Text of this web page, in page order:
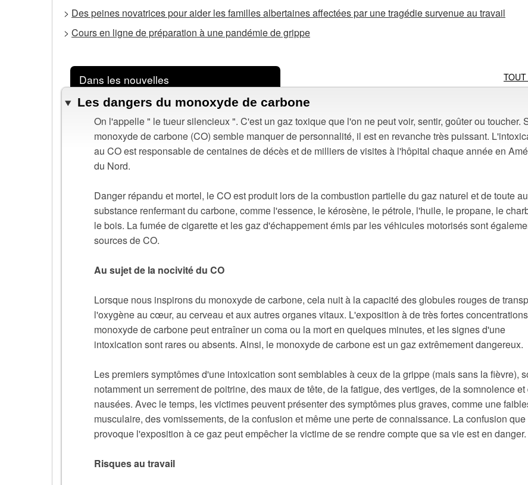
> Des peines novatrices pour aider les familles albertaines affectées par une tragédie survenue au travail
> Cours en ligne de préparation à une pandémie de grippe
Dans les nouvelles
Les dangers du monoxyde de carbone
On l'appelle " le tueur silencieux ". C'est un gaz toxique que l'on ne peut voir, sentir, goûter ou toucher.
monoxyde de carbone (CO) semble manquer de personnalité, il est en revanche très puissant.
au CO est responsable de centaines de décès et de milliers de visites à l'hôpital chaque année en
du Nord.
Danger répandu et mortel, le CO est produit lors de la combustion partielle du gaz naturel et de toute
substance renfermant du carbone, comme l'essence, le kérosène, le pétrole, l'huile, le propane, le
le bois. La fumée de cigarette et les gaz d'échappement émis par les véhicules motorisés sont
sources de CO.
Au sujet de la nocivité du CO
Lorsque nous inspirons du monoxyde de carbone, cela nuit à la capacité des globules rouges de
l'oxygène au cœur, au cerveau et aux autres organes vitaux. L'exposition à de très fortes
monoxyde de carbone peut entraîner un coma ou la mort en quelques minutes, et les signes d'une
intoxication sont rares ou absents. Ainsi, le monoxyde de carbone est un gaz extrêmement dangereux.
Les premiers symptômes d'une intoxication sont semblables à ceux de la grippe (mais sans la fièvre),
notamment un serrement de poitrine, des maux de tête, de la fatigue, des vertiges, de la somnolence et
nausées. Avec le temps, les victimes peuvent présenter des symptômes plus graves, comme une
musculaire, des vomissements, de la confusion et même une perte de connaissance. La confusion que
provoque l'exposition à ce gaz peut empêcher la victime de se rendre compte que sa vie est en danger.
Risques au travail